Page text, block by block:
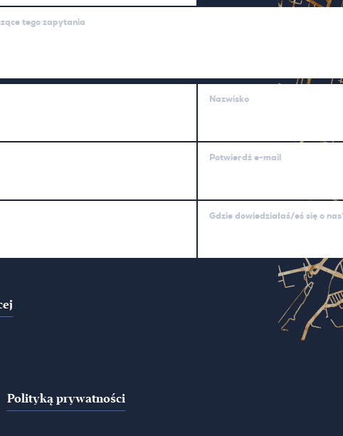
tego zapytania
Nazwisko
Potwierdź e-mail
Gdzie dowiedziałaś/eś się o
Polityką prywatności